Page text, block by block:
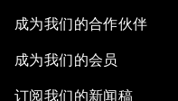
成为我们的合作伙伴
成为我们的会员
订阅我们的新闻稿